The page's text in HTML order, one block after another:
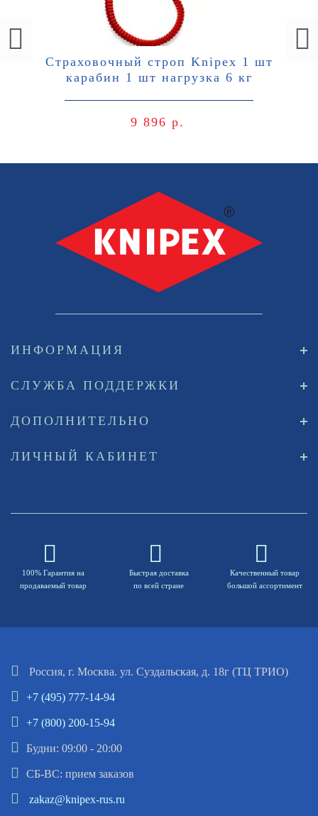
Страховочный строп Knipex 1 шт
карабин 1 шт нагрузка 6 кг
9 896 р.
ИНФОРМАЦИЯ
СЛУЖБА ПОДДЕРЖКИ
ДОПОЛНИТЕЛЬНО
ЛИЧНЫЙ КАБИНЕТ
100% Гарантия на
продаваемый товар
Быстрая доставка
по всей стране
Качественный товар
большой ассортимент
Россия, г. Москва. ул. Суздальская, д. 18г (ТЦ ТРИО)
+7 (495) 777-14-94
+7 (800) 200-15-94
Будни: 09:00 - 20:00
СБ-ВС: прием заказов
zakaz@knipex-rus.ru